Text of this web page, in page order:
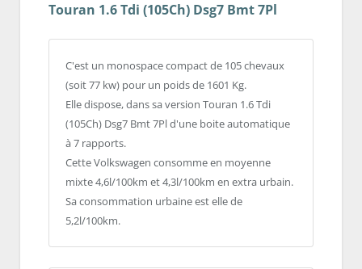
Touran 1.6 Tdi (105Ch) Dsg7 Bmt 7Pl
C'est un monospace compact de 105 chevaux
(soit 77 kw) pour un poids de 1601 Kg.
Elle dispose, dans sa version Touran 1.6 Tdi
(105Ch) Dsg7 Bmt 7Pl d'une boite automatique
à 7 rapports.
Cette Volkswagen consomme en moyenne
mixte 4,6l/100km et 4,3l/100km en extra urbain.
Sa consommation urbaine est elle de
5,2l/100km.